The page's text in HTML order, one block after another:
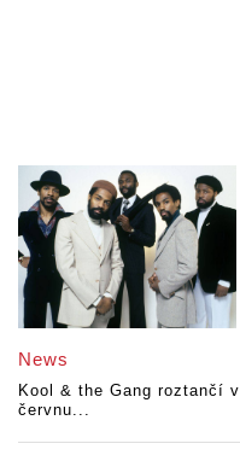
News
Kool & the Gang roztančí v
červnu...